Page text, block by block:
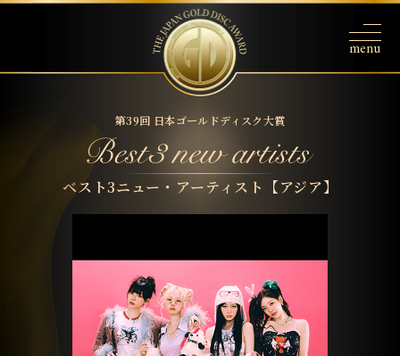
第39回 日本ゴールドディスク大賞
ベスト3ニュー・アーティスト【アジア】